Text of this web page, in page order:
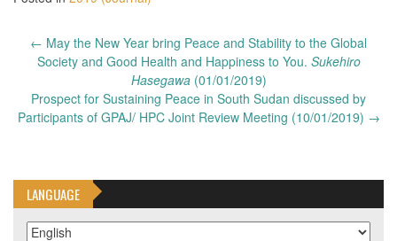
Post
navigation
← May the New Year bring Peace and Stability to the Global
Society and Good Health and Happiness to You. Sukehiro
Hasegawa(01/01/2019)
Prospect for Sustaining Peace in South Sudan discussed by
Participants of GPAJ/ HPC Joint Review Meeting (10/01/2019) →
LANGUAGE